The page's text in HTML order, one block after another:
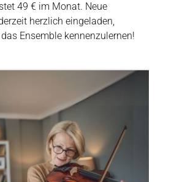
49 € im Monat. Neue
herzlich eingeladen,
Ensemble kennenzulernen!